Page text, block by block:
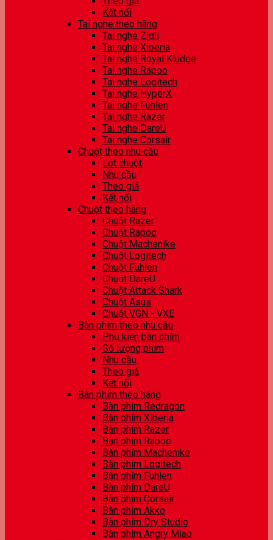
Kết nối
Tai nghe theo hãng
Tai nghe Zidli
Tai nghe Xiberia
Tai nghe Royal Kludge
Tai nghe Rapoo
Tai nghe Logitech
Tai nghe HyperX
Tai nghe Fuhlen
Tai nghe Razer
Tai nghe DareU
Tai nghe Corsair
Chuột theo nhu cầu
Lót chuột
Nhu cầu
Theo giá
Kết nối
Chuột theo hãng
Chuột Razer
Chuột Rapoo
Chuột Machenike
Chuột Logitech
Chuột Fuhlen
Chuột DareU
Chuột Attack Shark
Chuột Asus
Chuột VGN - VXE
Bàn phím theo nhu cầu
Phụ kiện bàn phím
Số lượng phím
Nhu cầu
Theo giá
Kết nối
Bàn phím theo hãng
Bàn phím Redragon
Bàn phím Xiberia
Bàn phím Razer
Bàn phím Rapoo
Bàn phím Machenike
Bàn phím Logitech
Bàn phím Fuhlen
Bàn phím DareU
Bàn phím Corsair
Bàn phím Akko
Bàn phím Dry Studio
Bàn phím Angry Miao